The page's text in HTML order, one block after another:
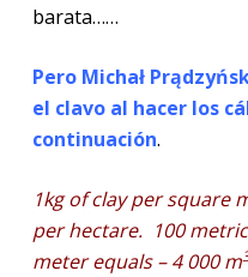
barata……
Pero Michał
el clavo al hacer los
continuación.
1kg of clay per square
per hectare. 100
meter equals – 4 000 m